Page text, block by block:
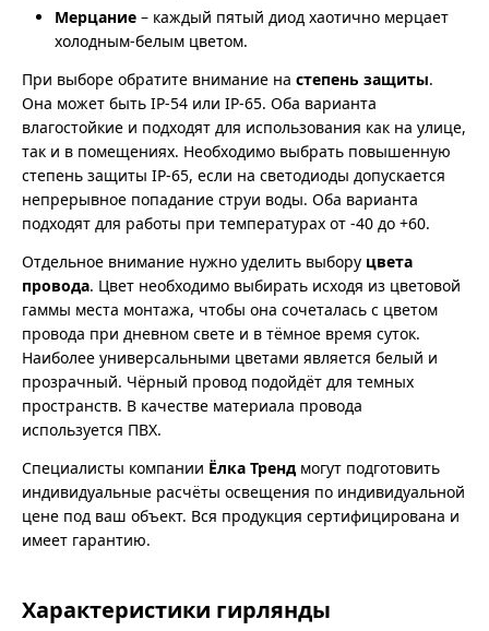
Мерцание – каждый пятый диод хаотично мерцает
холодным-белым цветом.
При выборе обратите внимание на степень защиты.
Она может быть IP-54 или IP-65. Оба варианта
влагостойкие и подходят для использования как на улице,
так и в помещениях. Необходимо выбрать повышенную
степень защиты IP-65, если на светодиоды допускается
непрерывное попадание струи воды. Оба варианта
подходят для работы при температурах от -40 до +60.
Отдельное внимание нужно уделить выбору цвета
провода. Цвет необходимо выбирать исходя из цветовой
гаммы места монтажа, чтобы она сочеталась с цветом
провода при дневном свете и в тёмное время суток.
Наиболее универсальными цветами является белый и
прозрачный. Чёрный провод подойдёт для темных
пространств. В качестве материала провода
используется ПВХ.
Специалисты компании Ёлка Тренд могут подготовить
индивидуальные расчёты освещения по индивидуальной
цене под ваш объект. Вся продукция сертифицирована и
имеет гарантию.
Характеристики гирлянды